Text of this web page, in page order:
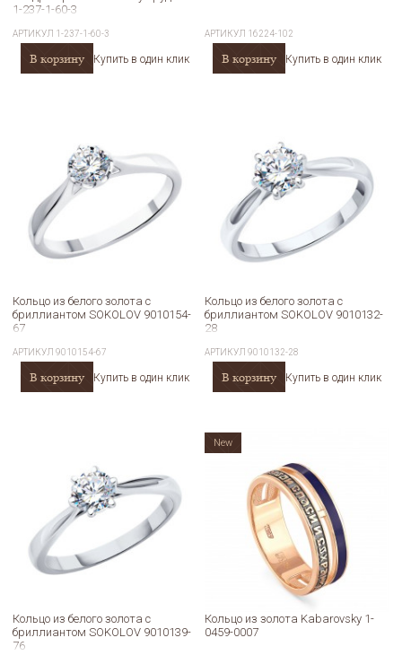
1-237-1-60-3
АРТИКУЛ 1-237-1-60-3
В корзину Купить в один клик
АРТИКУЛ 16224-102
В корзину Купить в один клик
Кольцо из белого золота с
бриллиантом SOKOLOV 9010154-
67
АРТИКУЛ9010154-67
В корзину Купить в один клик
Кольцо из белого золота с
бриллиантом SOKOLOV 9010132-
28
АРТИКУЛ9010132-28
В корзину Купить в один клик
Кольцо из белого золота с
бриллиантом SOKOLOV 9010139-
76
Кольцо из золота Kabarovsky 1-
0459-0007
New